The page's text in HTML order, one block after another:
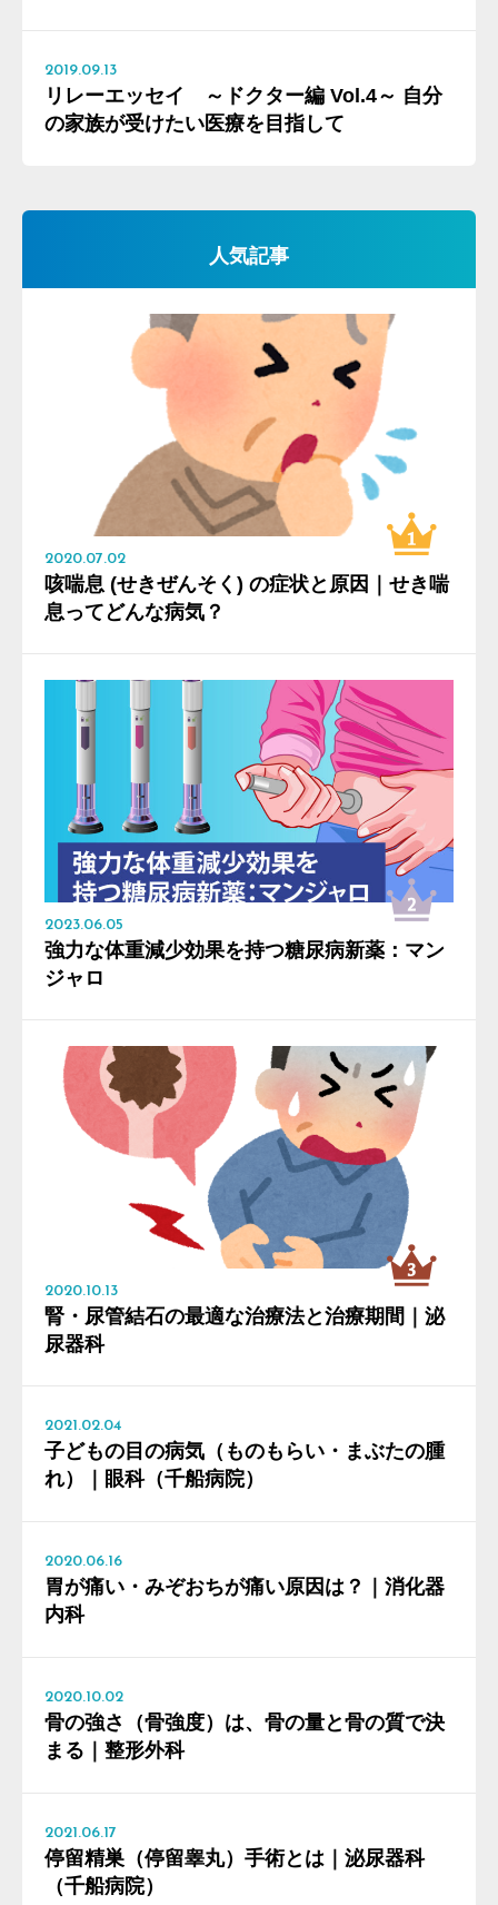
2019.09.13
リレーエッセイ ～ドクター編 Vol.4～ 自分
の家族が受けたい医療を目指して
人気記事
2020.07.02
咳喘息 (せきぜんそく) の症状と原因｜せき喘
息ってどんな病気？
2023.06.05
強力な体重減少効果を持つ糖尿病新薬：マン
ジャロ
2020.10.13
腎・尿管結石の最適な治療法と治療期間｜泌
尿器科
2021.02.04
子どもの目の病気（ものもらい・まぶたの腫
れ）｜眼科（千船病院）
2020.06.16
胃が痛い・みぞおちが痛い原因は？｜消化器
内科
2020.10.02
骨の強さ（骨強度）は、骨の量と骨の質で決
まる｜整形外科
2021.06.17
停留精巣（停留睾丸）手術とは｜泌尿器科
（千船病院）